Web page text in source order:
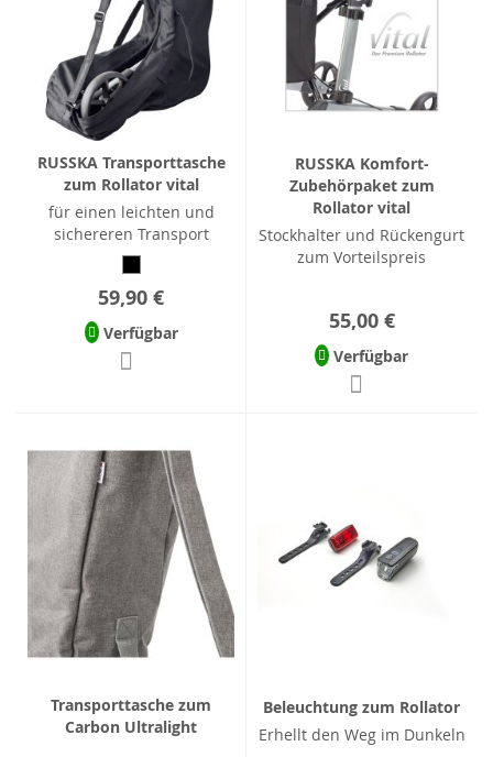
RUSSKA Transporttasche
zum Rollator vital
für einen leichten und
sichereren Transport
59,90 €
Verfügbar
RUSSKA Komfort-
Zubehörpaket zum
Rollator vital
Stockhalter und Rückengurt
zum Vorteilspreis
55,00 €
Verfügbar
Transporttasche zum
Carbon Ultralight
Beleuchtung zum Rollator
Erhellt den Weg im Dunkeln